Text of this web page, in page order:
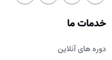
خدمات ما
دوره های آنلاین